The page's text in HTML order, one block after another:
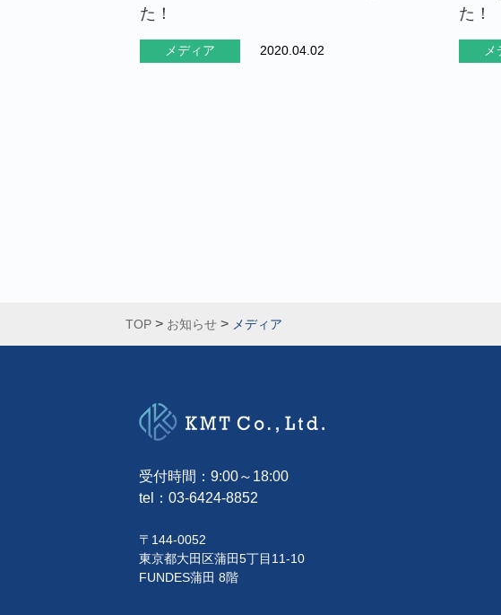
た！
メディア 2020.04.02
た！
メ
TOP > お知らせ > メディア
受付時間：9:00～18:00
tel： 03-6424-8852
〒144-0052
東京都大田区蒲田5丁目11-10
FUNDES蒲田 8階